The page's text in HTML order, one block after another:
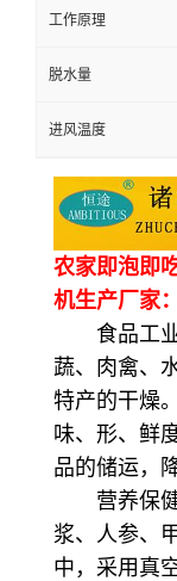
工作原理
脱水量
进风温度
农家即泡即
机生产厂家：
食品工业
蔬、肉禽、
特产的干燥
味、形、鲜
品的储运，
营养保健
浆、人参、
中，采用真